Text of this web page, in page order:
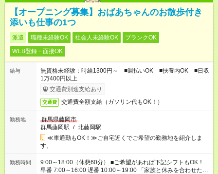
【オープニング募集】おばあちゃんのお散歩付き
添いも仕事の1つ
派遣 職種未経験OK 社会人未経験OK
ブランクOK
WEB登録・面接OK
給与
無資格未経験：時給1300円～ ■週払いOK ■扶養内OK ■日収
1万400円以上
交通費別途支給あり
交通費 交通費全額支給（ガソリン代もOK！）
勤務地
群馬県藤岡市
群馬藤岡駅 / 北藤岡駅
≪車通勤もOK！≫ご自宅近くでご希望の勤務地を紹介しま
す。
勤務時間
9:00～18:00（休憩60分） ■ご希望があれば下記シフトもOK！
早番 7:00～16:00 遅番 10:00～19:00 「家族と休みを合わせた